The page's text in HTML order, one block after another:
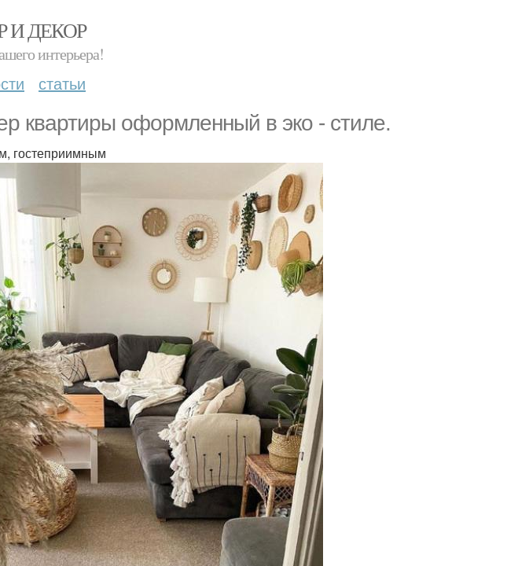
И ДЕКОР
интерьера!
статьи
квартиры оформленный в эко - стиле.
гостеприимным